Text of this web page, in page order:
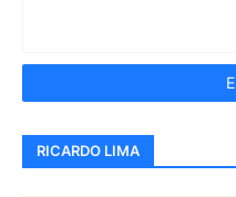
RICARDO LIMA